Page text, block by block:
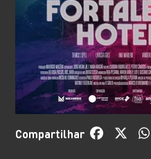
Compartilhar